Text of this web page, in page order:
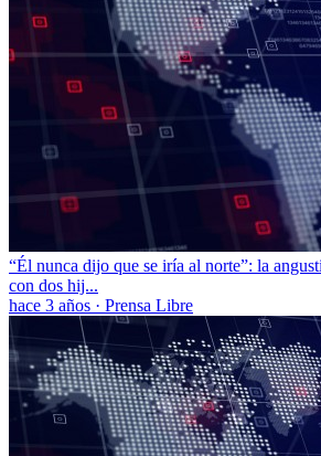
“Él nunca dijo que se iría al norte”: la
con dos hij...
hace 3 años · Prensa Libre